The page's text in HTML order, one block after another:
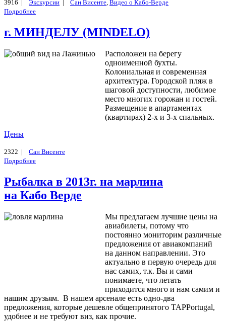
3916 | Экскурсии Сан Висенте Видео о Кабо-Верде
Подробнее
г. МИНДЕЛУ (MINDELO)
Расположен на берегу
одноименной бухты.
Колониальная и современная
архитектура. Городской пляж в
шаговой доступности, любимое
место многих горожан и гостей.
Размещение в апартаментах
(квартирах) 2-х и 3-х спальных.
Цены
2322 |
Сан Висенте
Подробнее
Рыбалка в 2013г. на марлина
на Кабо Верде
Мы предлагаем лучшие цены на
авиабилеты, потому что
постоянно мониторим различные
предложения от авиакомпаний
на данном направлении. Это
актуально в первую очередь для
нас самих, т.к. Вы и сами
понимаете, что летать
приходится много и нам самим и
нашим друзьям. В нашем арсенале есть одно-два
предложения, которые дешевле общепринятого TAPPortugal,
удобнее и не требуют виз, как прочие.